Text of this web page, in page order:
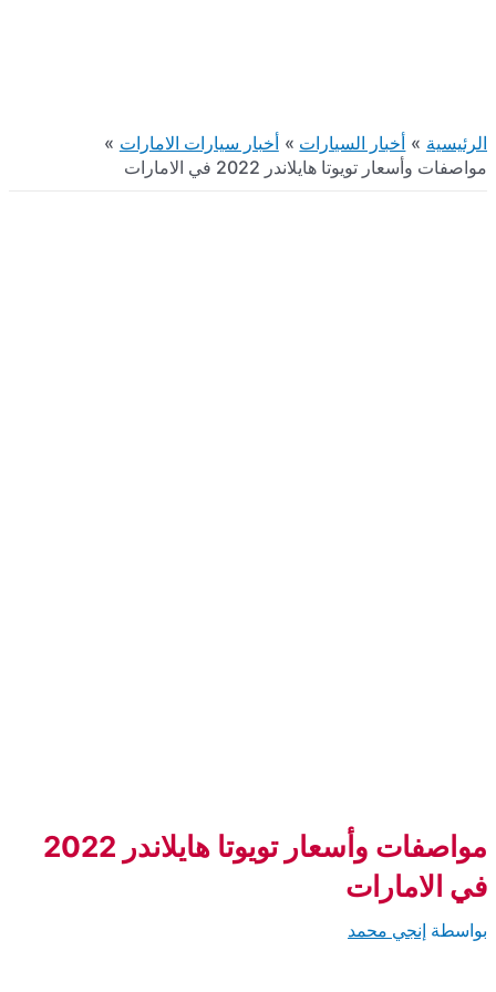
تويوتا هايلاندر 2022